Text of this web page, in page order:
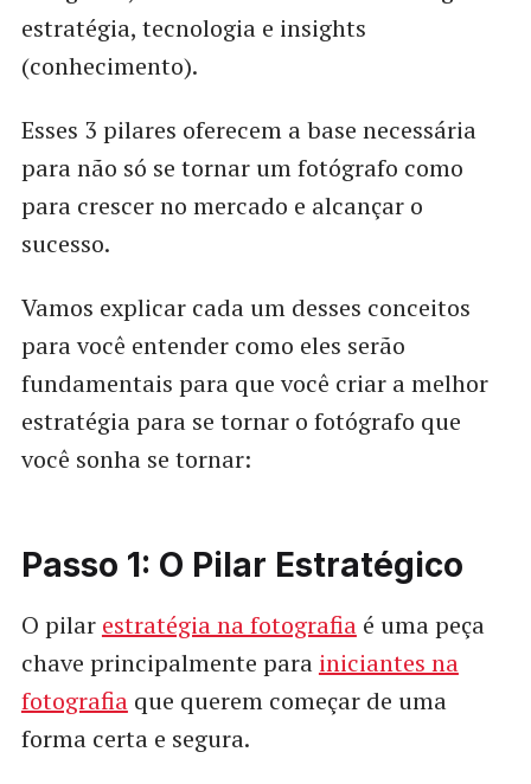
estratégia, tecnologia e insights
(conhecimento).
Esses 3 pilares oferecem a base necessária
para não só se tornar um fotógrafo como
para crescer no mercado e alcançar o
sucesso.
Vamos explicar cada um desses conceitos
para você entender como eles serão
fundamentais para que você criar a melhor
estratégia para se tornar o fotógrafo que
você sonha se tornar:
Passo 1: O Pilar Estratégico
O pilar estratégia na fotografiaé uma peça
chave principalmente para iniciantes na
fotografiaque querem começar de uma
forma certa e segura.